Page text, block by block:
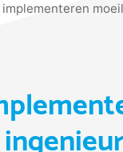
implementeren